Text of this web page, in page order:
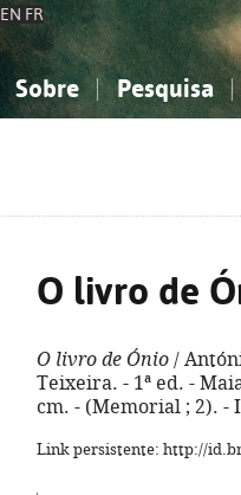
EN FR
Sobre Pesquisa
O livro de
O livro de Ónio /
Teixeira. - 1ª ed. -
cm. - (Memorial ; 2). -
Link persistente: http://